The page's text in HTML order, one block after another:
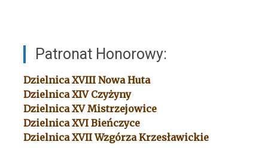
Patronat Honorowy:
Dzielnica XVIII Nowa Huta
Dzielnica XIV Czyżyny
Dzielnica XVMistrzejowice
Dzielnica XVI Bieńczyce
Dzielnica XVIIWzgórza Krzesławickie